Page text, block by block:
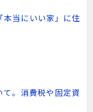
本当にいい家」に住
。消費税や固定資